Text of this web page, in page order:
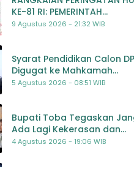
KE-81 RI: PEMERINTAH
KABUPATEN MADINA SUSUN
9 Agustus 2026 - 21:32 WIB
Syarat Pendidikan Calon
Digugat ke Mahkamah
Konstitusi
5 Agustus 2026 - 08:51 WIB
Bupati Toba Tegaskan
Ada Lagi Kekerasan dan
Bullying Terhadap Anak,
4 Agustus 2026 - 19:06 WIB